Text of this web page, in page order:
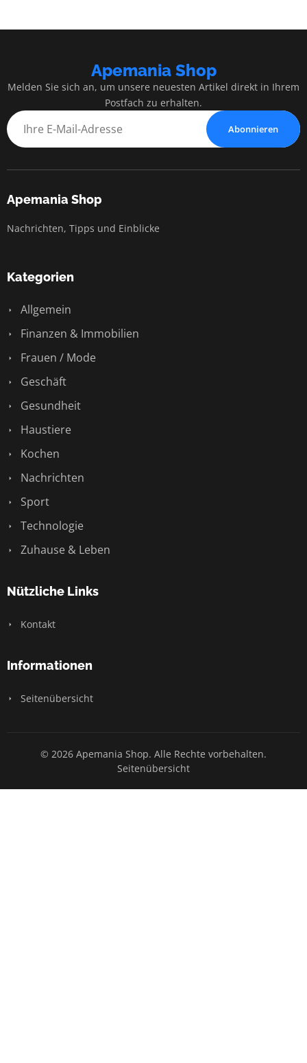
Apemania Shop
Melden Sie sich an, um unsere neuesten Artikel direkt in Ihrem
Postfach zu erhalten.
Abonnieren
Apemania Shop
Nachrichten, Tipps und Einblicke
Kategorien
Allgemein
Finanzen & Immobilien
Frauen / Mode
Geschäft
Gesundheit
Haustiere
Kochen
Nachrichten
Sport
Technologie
Zuhause & Leben
Nützliche Links
Kontakt
Informationen
Seitenübersicht
© 2026 Apemania Shop. Alle Rechte vorbehalten.
Seitenübersicht